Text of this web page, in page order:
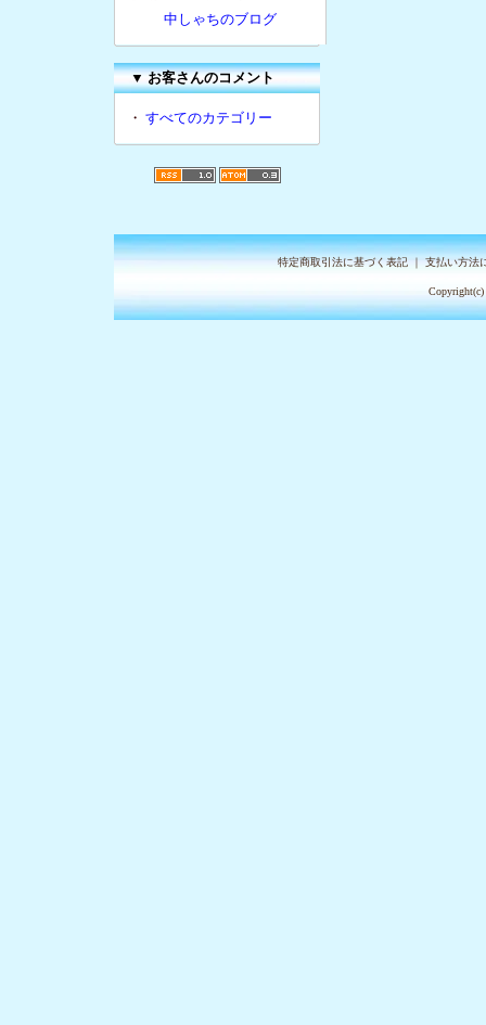
中しゃちのブログ
▼お客さんのコメント
・ すべてのカテゴリー
特定商取引法に基づく表記｜支払い方法